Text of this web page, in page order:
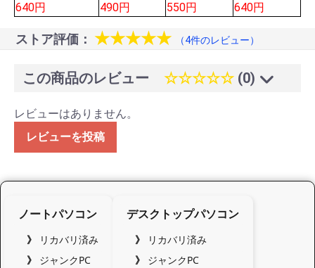
640円
490円
550円
640円
ストア評価： ★★★★★ （4件のレビュー）
この商品のレビュー ☆☆☆☆☆ (0)
レビューはありません。
レビューを投稿
ノートパソコン
リカバリ済み
ジャンクPC
デスクトップパソコン
リカバリ済み
ジャンクPC